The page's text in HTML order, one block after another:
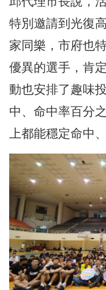
特別邀請到光復
家同樂，市府也
優異的選手，肯
動也安排了趣味
中、命中率百分
上都能穩定命中